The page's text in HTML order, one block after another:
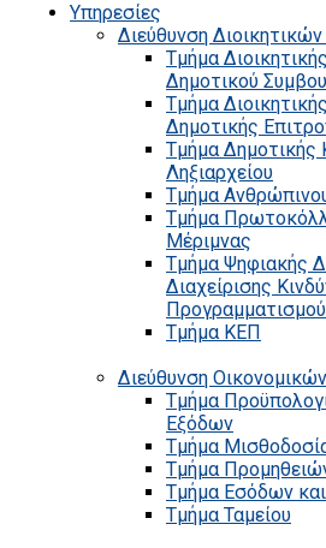
Υπηρεσίες
Διεύθυνση
Τμήμα
Δημοτικού
Τμήμα
Δημοτικής
Τμήμα Δημοτικής
Ληξιαρχείου
Τμήμα
Τμήμα
Μέριμνας
Τμήμα Ψηφιακής
Διαχείρισης
Προγραμματισμού
Τμήμα ΚΕΠ
Διεύθυνση
Τμήμα
Εξόδων
Τμήμα
Τμήμα
Τμήμα Εσόδων
Τμήμα Ταμείου